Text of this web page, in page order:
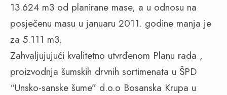
13.624 m3 od planirane mase, a u odnosu na
posječenu masu u januaru 2011. godine manja je
za 5.111 m3.
Zahvaljujujući kvalitetno utvrđenom Planu rada ,
proizvodnja šumskih drvnih sortimenata u ŠPD
“Unsko-sanske šume” d.o.o Bosanska Krupa u